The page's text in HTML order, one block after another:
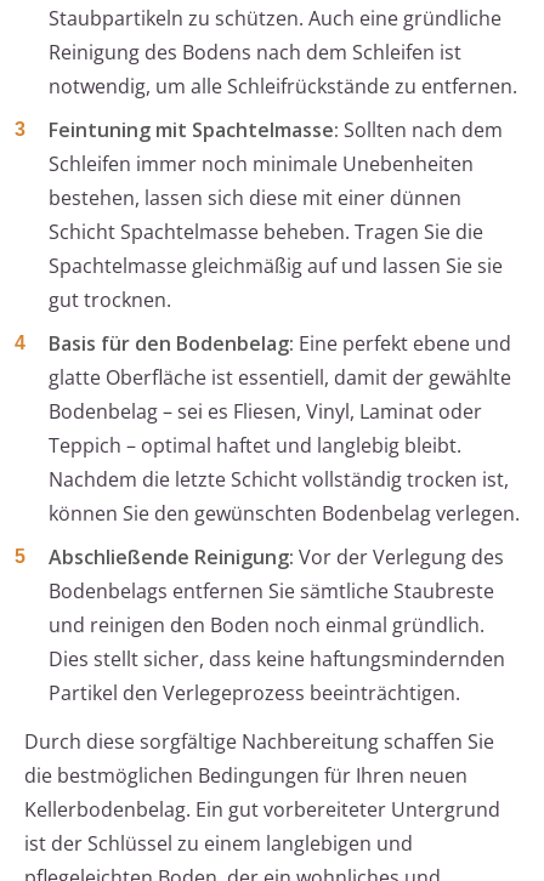
Staubpartikeln zu schützen. Auch eine gründliche
Reinigung des Bodens nach dem Schleifen ist
notwendig, um alle Schleifrückstände zu entfernen.
Feintuning mit Spachtelmasse: Sollten nach dem
Schleifen immer noch minimale Unebenheiten
bestehen, lassen sich diese mit einer dünnen
Schicht Spachtelmasse beheben. Tragen Sie die
Spachtelmasse gleichmäßig auf und lassen Sie sie
gut trocknen.
Basis für den Bodenbelag: Eine perfekt ebene und
glatte Oberfläche ist essentiell, damit der gewählte
Bodenbelag – sei es Fliesen, Vinyl, Laminat oder
Teppich – optimal haftet und langlebig bleibt.
Nachdem die letzte Schicht vollständig trocken ist,
können Sie den gewünschten Bodenbelag verlegen.
Abschließende Reinigung: Vor der Verlegung des
Bodenbelags entfernen Sie sämtliche Staubreste
und reinigen den Boden noch einmal gründlich.
Dies stellt sicher, dass keine haftungsmindernden
Partikel den Verlegeprozess beeinträchtigen.
Durch diese sorgfältige Nachbereitung schaffen Sie
die bestmöglichen Bedingungen für Ihren neuen
Kellerbodenbelag. Ein gut vorbereiteter Untergrund
ist der Schlüssel zu einem langlebigen und